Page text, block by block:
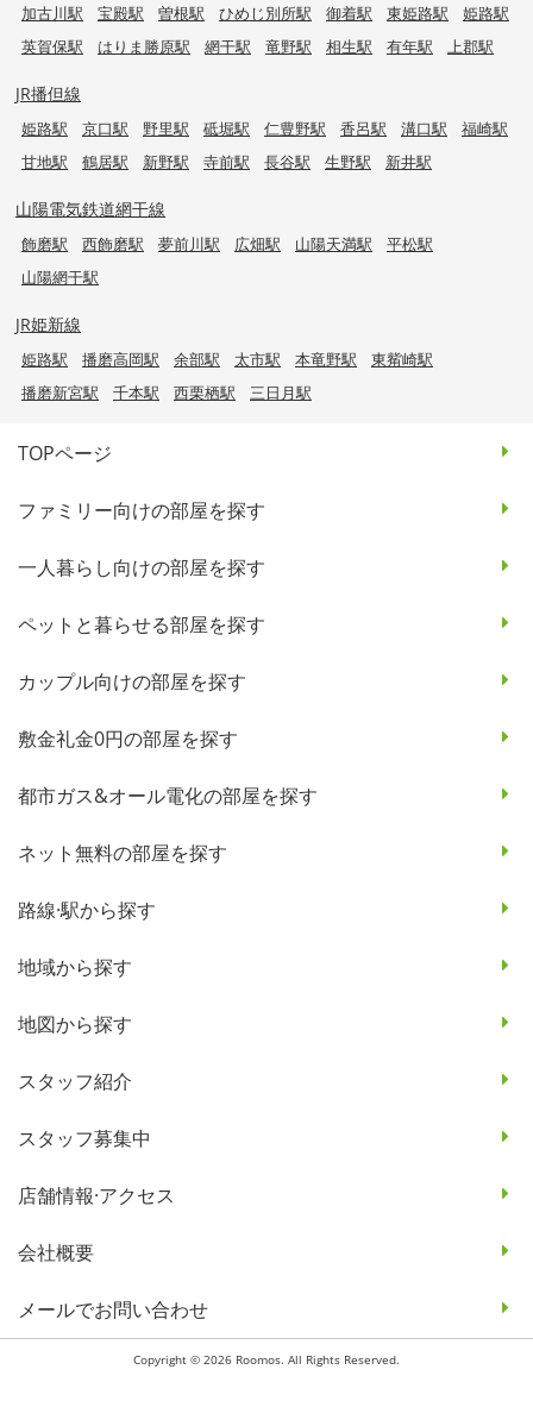
加古川駅
宝殿駅 曽根駅 ひめじ別所駅 御着駅 東姫路駅
姫路駅
英賀保駅
はりま勝原駅 網干駅 竜野駅 相生駅 有年駅 上郡駅
JR播但線
姫路駅 京口駅 野里駅 砥堀駅 仁豊野駅 香呂駅 溝口駅
福崎駅
甘地駅
鶴居駅 新野駅 寺前駅 長谷駅 生野駅 新井駅
山陽電気鉄道網干線
飾磨駅 西飾磨駅 夢前川駅 広畑駅 山陽天満駅
平松駅
山陽網干駅
JR姫新線
姫路駅 播磨高岡駅 余部駅 太市駅 本竜野駅
東觜崎駅
播磨新宮駅
千本駅 西栗栖駅 三日月駅
TOPページ
ファミリー向けの部屋を探す
一人暮らし向けの部屋を探す
ペットと暮らせる部屋を探す
カップル向けの部屋を探す
敷金礼金0円の部屋を探す
都市ガス&オール電化の部屋を探す
ネット無料の部屋を探す
路線·駅から探す
地域から探す
地図から探す
スタッフ紹介
スタッフ募集中
店舗情報·アクセス
会社概要
メールでお問い合わせ
Copyright © 2026 Roomos. All Rights Reserved.